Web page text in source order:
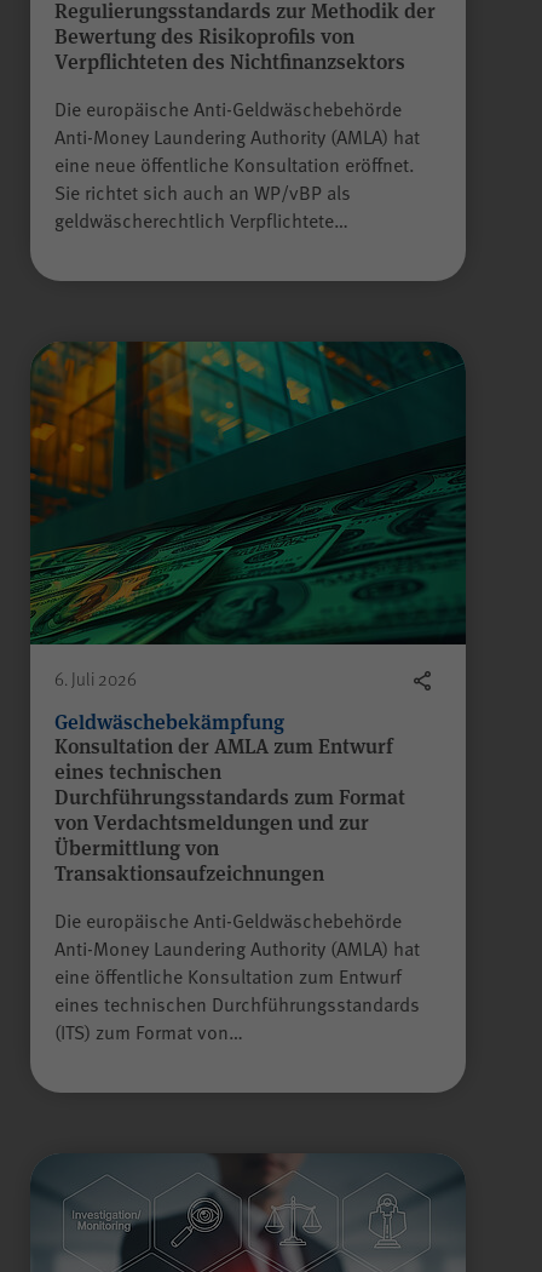
Regulierungsstandards zur Methodik der
Bewertung des Risikoprofils von
Verpflichteten des Nichtfinanzsektors
Die europäische Anti-Geldwäschebehörde
Anti-Money Laundering Authority (AMLA) hat
eine neue öffentliche Konsultation eröffnet.
Sie richtet sich auch an WP/vBP als
geldwäscherechtlich Verpflichtete…
6. Juli 2026
Geldwäschebekämpfung
Konsultation der AMLA zum Entwurf
eines technischen
Durchführungsstandards zum Format
von Verdachtsmeldungen und zur
Übermittlung von
Transaktionsaufzeichnungen
Die europäische Anti-Geldwäschebehörde
Anti-Money Laundering Authority (AMLA) hat
eine öffentliche Konsultation zum Entwurf
eines technischen Durchführungsstandards
(ITS) zum Format von…
Zweck
Gilt nur für die Digitalisierungs-
Check-ups des Bereichs
"Wissen >
(WPK)®":
Speichern der bereits
gegebenen Antworten während
eines Ausfüllvorgangs des
Check-ups, um diesen bei
Zeitpunkt an der gleichen Stelle
ups gelöscht.
Name
Anbieter WPK
Laufzeit Sitzungsende
Zweck
Gilt nur für den
passwortgeschützten
WPK“:
Temporäres Speichern von
durchJSP(JavaServer Pages)
zur Gewährleistung der
einwandfreien Funktionsweise
des Mitgliederbereichs.
Name scrollCookie
60 Sekunden